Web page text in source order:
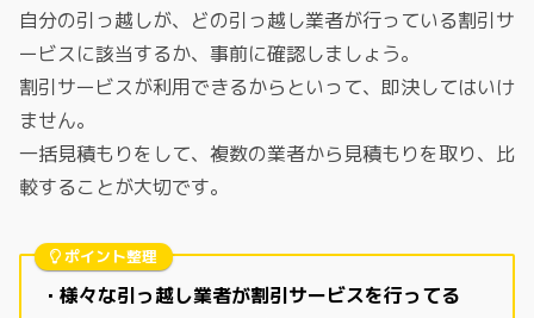
自分の引っ越しが、どの引っ越し業者が行っている割引サ
ービスに該当するか、事前に確認しましょう。
割引サービスが利用できるからといって、即決してはいけ
ません。
一括見積もりをして、複数の業者から見積もりを取り、比
較することが大切です。
ポイント整理
・様々な引っ越し業者が割引サービスを行ってる